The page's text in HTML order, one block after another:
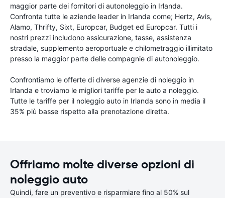
maggior parte dei fornitori di autonoleggio in Irlanda.
Confronta tutte le aziende leader in Irlanda come; Hertz, Avis,
Alamo, Thrifty, Sixt, Europcar, Budget ed Europcar. Tutti i
nostri prezzi includono assicurazione, tasse, assistenza
stradale, supplemento aeroportuale e chilometraggio illimitato
presso la maggior parte delle compagnie di autonoleggio.
Confrontiamo le offerte di diverse agenzie di noleggio in
Irlanda e troviamo le migliori tariffe per le auto a noleggio.
Tutte le tariffe per il noleggio auto in Irlanda sono in media il
35% più basse rispetto alla prenotazione diretta.
Offriamo molte diverse opzioni di
noleggio auto
Quindi, fare un preventivo e risparmiare fino al 50% sul